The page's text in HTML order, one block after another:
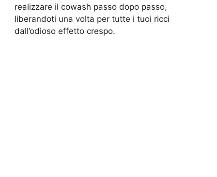
realizzare il cowash passo dopo passo,
liberandoti una volta per tutte i tuoi ricci
dall’odioso effetto crespo.